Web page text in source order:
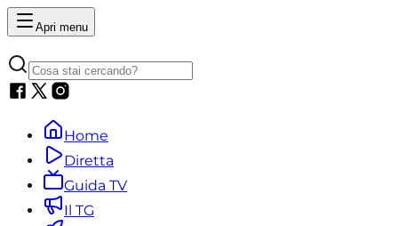
Apri menu
Home
Diretta
Guida TV
Il TG